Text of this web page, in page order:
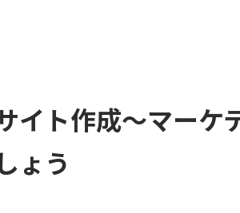
イト作成～マーケ
ょう